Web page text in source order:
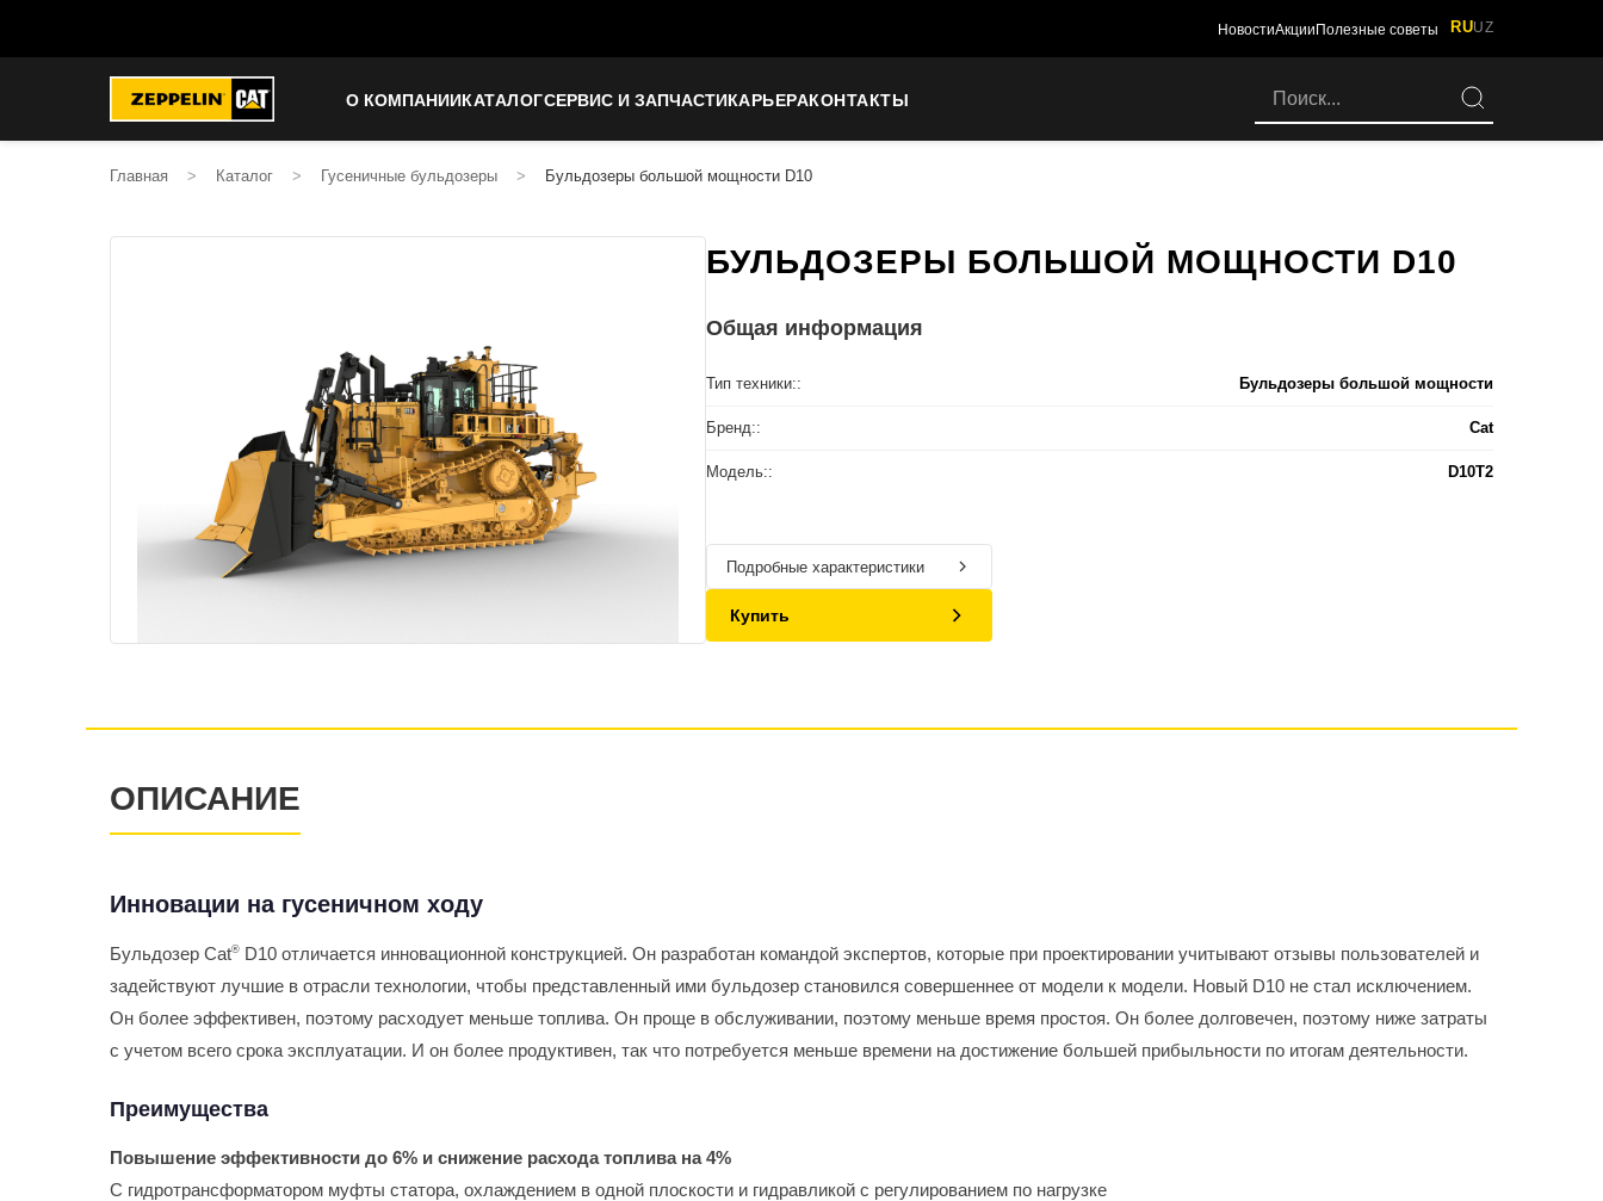
НовостиАкции Полезные советы RUUZ
О КОМПАНИИКАТАЛОГСЕРВИС И ЗАПЧАСТИКАРЬЕРАКОНТАКТЫ
Главная > Каталог > Гусеничные бульдозеры > Бульдозеры большой мощности D10
БУЛЬДОЗЕРЫ БОЛЬШОЙ МОЩНОСТИ D10
Общая информация
Тип техники:: Бульдозеры большой мощности
Бренд:: Cat
Модель:: D10T2
Подробные характеристики
Купить
ОПИСАНИЕ
Инновации на гусеничном ходу
Бульдозер Cat® D10 отличается инновационной конструкцией. Он разработан командой экспертов, которые при проектировании учитывают отзывы пользователей и
задействуют лучшие в отрасли технологии, чтобы представленный ими бульдозер становился совершеннее от модели к модели. Новый D10 не стал исключением.
Он более эффективен, поэтому расходует меньше топлива. Он проще в обслуживании, поэтому меньше время простоя. Он более долговечен, поэтому ниже затраты
с учетом всего срока эксплуатации. И он более продуктивен, так что потребуется меньше времени на достижение большей прибыльности по итогам деятельности.
Преимущества
Повышение эффективности до 6% и снижение расхода топлива на 4%
С гидротрансформатором муфты статора, охлаждением в одной плоскости и гидравликой с регулированием по нагрузке